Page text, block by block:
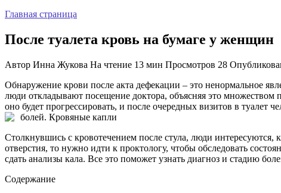
Главная страница
После туалета кровь на бумаге у женщин
Автор Инна Жукова На чтение 13 мин Просмотров 28
Обнаружение крови после акта дефекации – это ненормальное
люди откладывают посещение доктора, объясняя это множеством
оно будет прогрессировать, и после очередных визитов в
болей. Кровяные капли
Столкнувшись с кровотечением после стула, люди интересуются,
отверстия, то нужно идти к проктологу, чтобы обследовать
сдать анализы кала. Все это поможет узнать диагноз и стадию
Содержание